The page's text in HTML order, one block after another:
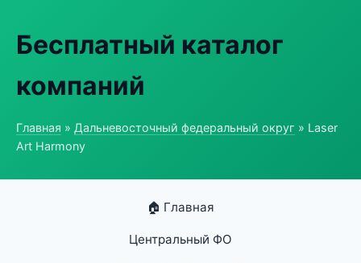
Бесплатный каталог
компаний
Главная » Дальневосточный федеральный округ » Laser
Art Harmony
🏠 Главная
Центральный ФО